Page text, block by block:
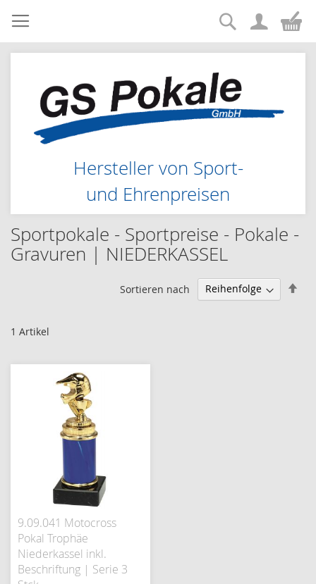
Zum
Inhalt
springen
Hersteller von Sport-
und Ehrenpreisen
Suche
Sportpokale - Sportpreise - Pokale -
Gravuren | NIEDERKASSEL
1 Artikel
Sortieren nach
9.09.041 Motocross
Pokal Trophäe
Niederkassel inkl.
Beschriftung | Serie 3